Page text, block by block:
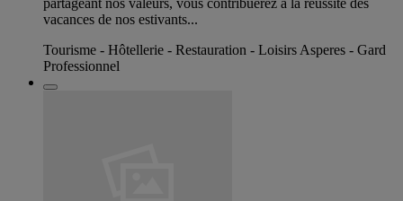
partageant nos valeurs, vous contribuerez à la réussite des
vacances de nos estivants...
Tourisme - Hôtellerie - Restauration - Loisirs Asperes - Gard
Professionnel